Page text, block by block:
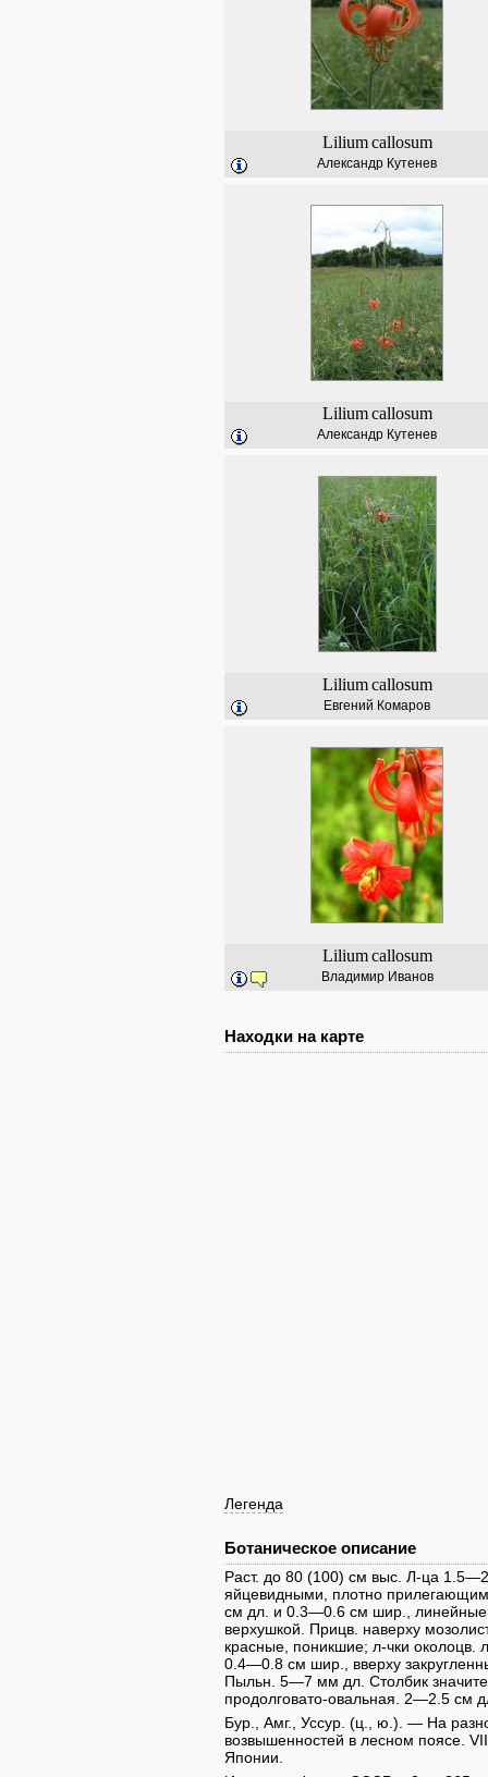
Lilium callosum
Александр Кутенев
Lilium callosum
Александр Кутенев
Lilium callosum
Евгений Комаров
Lilium callosum
Владимир Иванов
Находки на карте
Легенда
Ботаническое описание
Раст. до 80 (100) см выс. Л-ца
яйцевидными, плотно
см дл. и 0.3—0.6 см шир., линейные
верхушкой. Прицв. наверху
красные, поникшие; л-чки
0.4—0.8 см шир., вверху
Пыльн. 5—7 мм дл. Столбик
продолговато-овальная. 2—2.5 см
Бур., Амг., Уссур. (ц., ю.). — На
возвышенностей в лесном поясе.
Японии.